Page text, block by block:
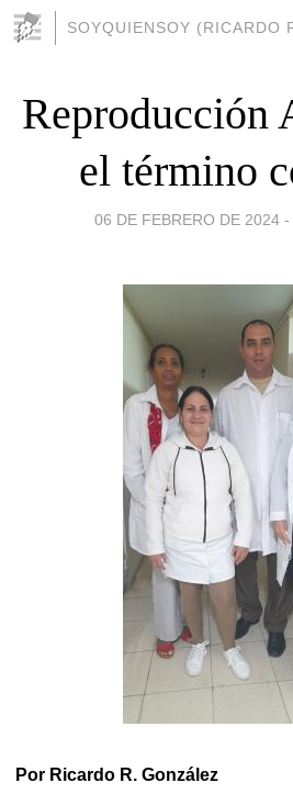
SOYQUIENSOY (RICARDO
Reproducción
el término
06 DE FEBRERO DE 2024
Por Ricardo R. González